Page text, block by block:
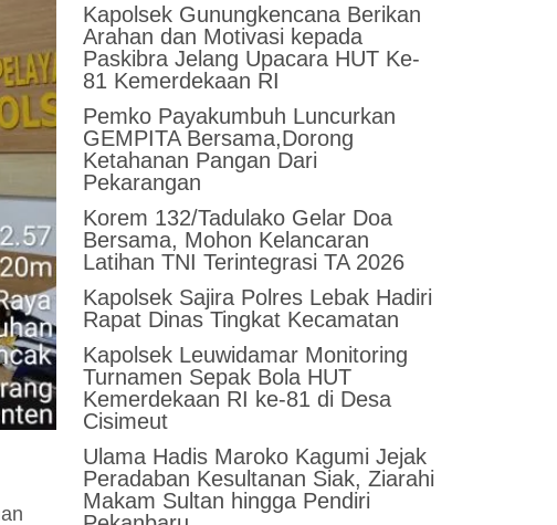
‎Kapolsek Gunungkencana Berikan
Arahan dan Motivasi kepada
Paskibra Jelang Upacara HUT Ke-
81 Kemerdekaan RI
Pemko Payakumbuh Luncurkan
GEMPITA Bersama,Dorong
Ketahanan Pangan Dari
Pekarangan
Korem 132/Tadulako Gelar Doa
Bersama, Mohon Kelancaran
Latihan TNI Terintegrasi TA 2026
Kapolsek Sajira Polres Lebak Hadiri
Rapat Dinas Tingkat Kecamatan
Kapolsek Leuwidamar Monitoring
Turnamen Sepak Bola HUT
Kemerdekaan RI ke-81 di Desa
Cisimeut
Ulama Hadis Maroko Kagumi Jejak
Peradaban Kesultanan Siak, Ziarahi
Makam Sultan hingga Pendiri